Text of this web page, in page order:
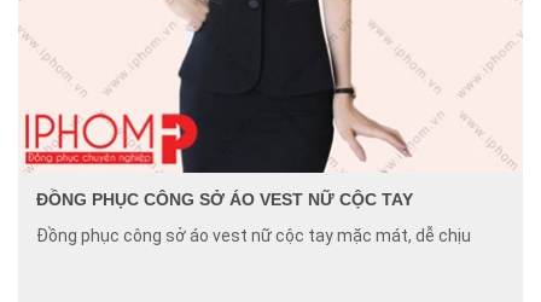
ĐỒNG PHỤC CÔNG SỞ ÁO VEST NỮ CỘC TAY
Đồng phục công sở áo vest nữ cộc tay mặc mát, dễ chịu